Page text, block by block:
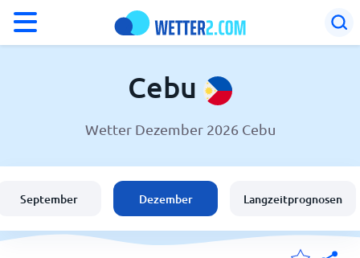
Wetter in Cebu
Schweiz
Cebu
Wetter Dezember 2026 Cebu
September Dezember Langzeitprognosen